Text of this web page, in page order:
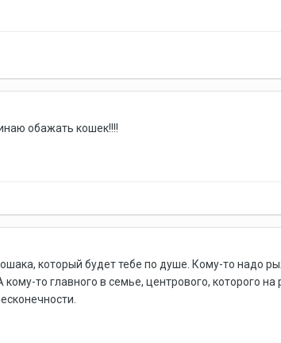
обажать кошек!!!!
который будет тебе по душе. Кому-то надо
то главного в семье, центрового, которого